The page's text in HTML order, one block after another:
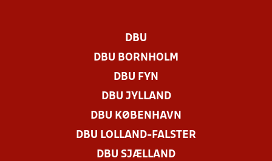
DBU
DBU BORNHOLM
DBU FYN
DBU JYLLAND
DBU KØBENHAVN
DBU LOLLAND-FALSTER
DBU SJÆLLAND